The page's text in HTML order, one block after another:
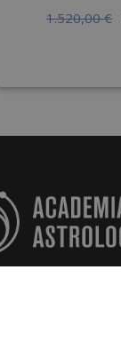
1.520,00€